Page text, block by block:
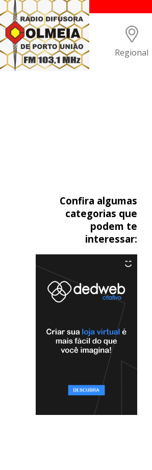
Regional
Confira algumas
categorias que
podem te
interessar: